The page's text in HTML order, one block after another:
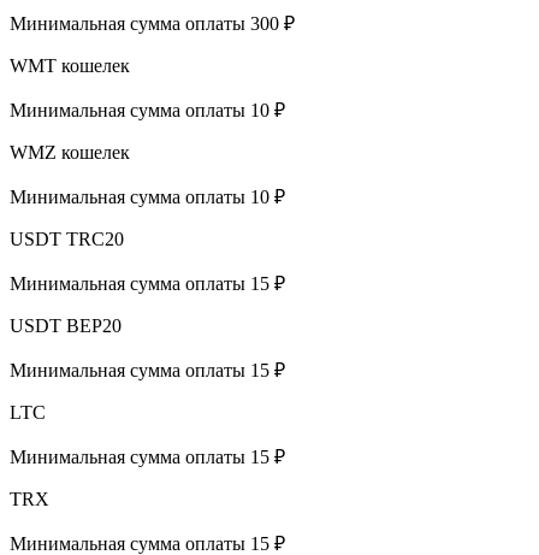
Минимальная сумма оплаты 300 ₽
WMT кошелек
Минимальная сумма оплаты 10 ₽
WMZ кошелек
Минимальная сумма оплаты 10 ₽
USDT TRC20
Минимальная сумма оплаты 15 ₽
USDT BEP20
Минимальная сумма оплаты 15 ₽
LTC
Минимальная сумма оплаты 15 ₽
TRX
Минимальная сумма оплаты 15 ₽